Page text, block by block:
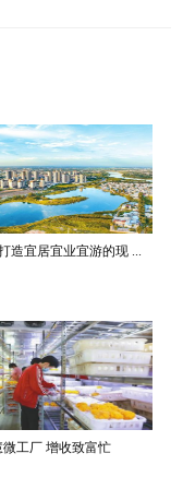
造宜居宜业宜游的现 ...
微工厂 增收致富忙